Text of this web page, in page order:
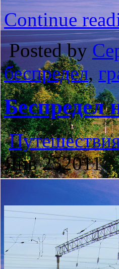
Continue
Posted by
беспредел,
Беспредел
Янв 252011